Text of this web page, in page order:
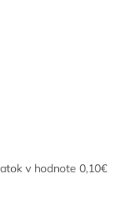
v hodnote 0,10€